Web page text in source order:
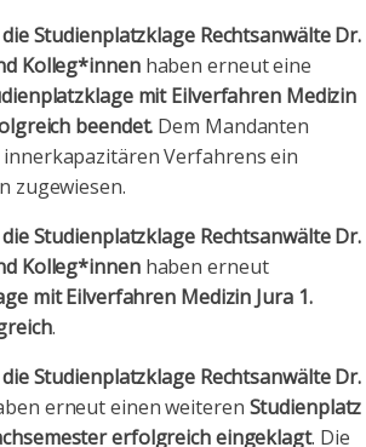
Studienplatzklage Rechtsanwälte Dr.
Kolleg*innenhaben erneut eine
mit Eilverfahren Medizin
beendet. Dem Mandanten
Verfahrens ein
zugewiesen.
Studienplatzklage Rechtsanwälte Dr.
Kolleg*innenhaben erneut
mit Eilverfahren Medizin Jura 1.
.
Studienplatzklage Rechtsanwälte Dr.
erneut einen weiteren Studienplatz
erfolgreich eingeklagt. Die